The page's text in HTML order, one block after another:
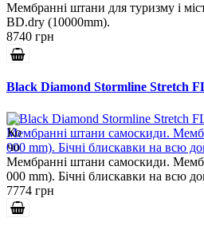
Мембранні штани для туризму і
BD.dry (10000mm).
8740 грн
Black Diamond Stormline Stretch
Мембранні штани самоскиди.
000 mm). Бічні блискавки на всю
7774 грн